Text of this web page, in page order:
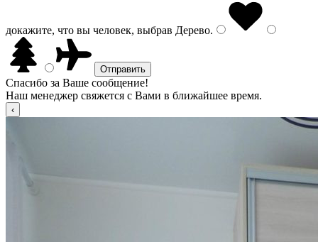
докажите, что вы человек, выбрав Дерево.
Спасибо за Ваше сообщение!
Наш менеджер свяжется с Вами в ближайшее время.